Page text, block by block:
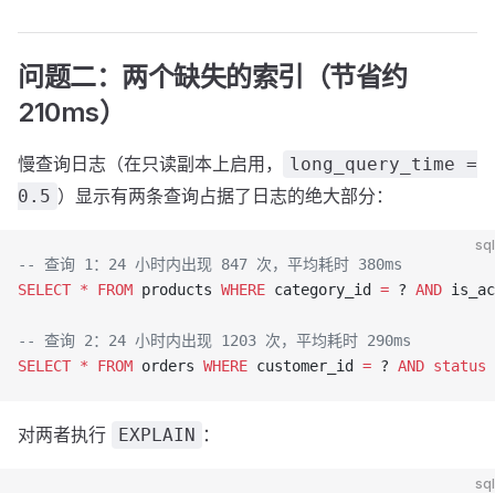
问题二：两个缺失的索引（节省约
210ms）
慢查询日志（在只读副本上启用，
long_query_time =
0.5 ）显示有两条查询占据了日志的绝大部分：
sql
-- 查询 1：24 小时内出现 847 次，平均耗时 380ms
SELECT * FROM products WHERE category_id = ? AND
-- 查询 2：24 小时内出现 1203 次，平均耗时 290ms
SELECT * FROM orders WHERE customer_id = ? AND status
对两者执行 EXPLAIN ：
sql